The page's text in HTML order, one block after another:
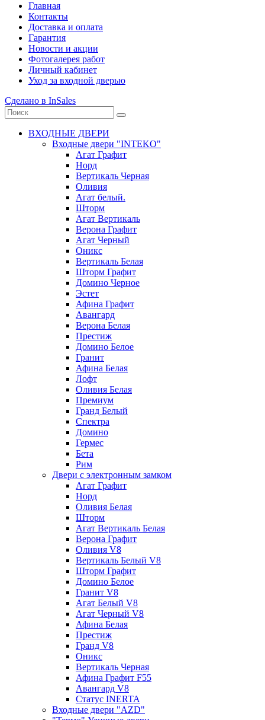
Главная
Контакты
Доставка и оплата
Гарантия
Новости и акции
Фотогалерея работ
Личный кабинет
Уход за входной дверью
Сделано в InSales
ВХОДНЫЕ ДВЕРИ
Входные двери "INTEKO"
Агат Графит
Норд
Вертикаль Черная
Оливия
Агат белый.
Шторм
Агат Вертикаль
Верона Графит
Агат Черный
Оникс
Вертикаль Белая
Шторм Графит
Домино Черное
Эстет
Афина Графит
Авангард
Верона Белая
Престиж
Домино Белое
Гранит
Афина Белая
Лофт
Оливия Белая
Премиум
Гранд Белый
Спектра
Домино
Гермес
Бета
Рим
Двери с электронным замком
Агат Графит
Норд
Оливия Белая
Шторм
Агат Вертикаль Белая
Верона Графит
Оливия V8
Вертикаль Белый V8
Шторм Графит
Домино Белое
Гранит V8
Агат Белый V8
Агат Черный V8
Афина Белая
Престиж
Гранд V8
Оникс
Вертикаль Черная
Афина Графит F55
Авангард V8
Статус INERTA
Входные двери "AZD"